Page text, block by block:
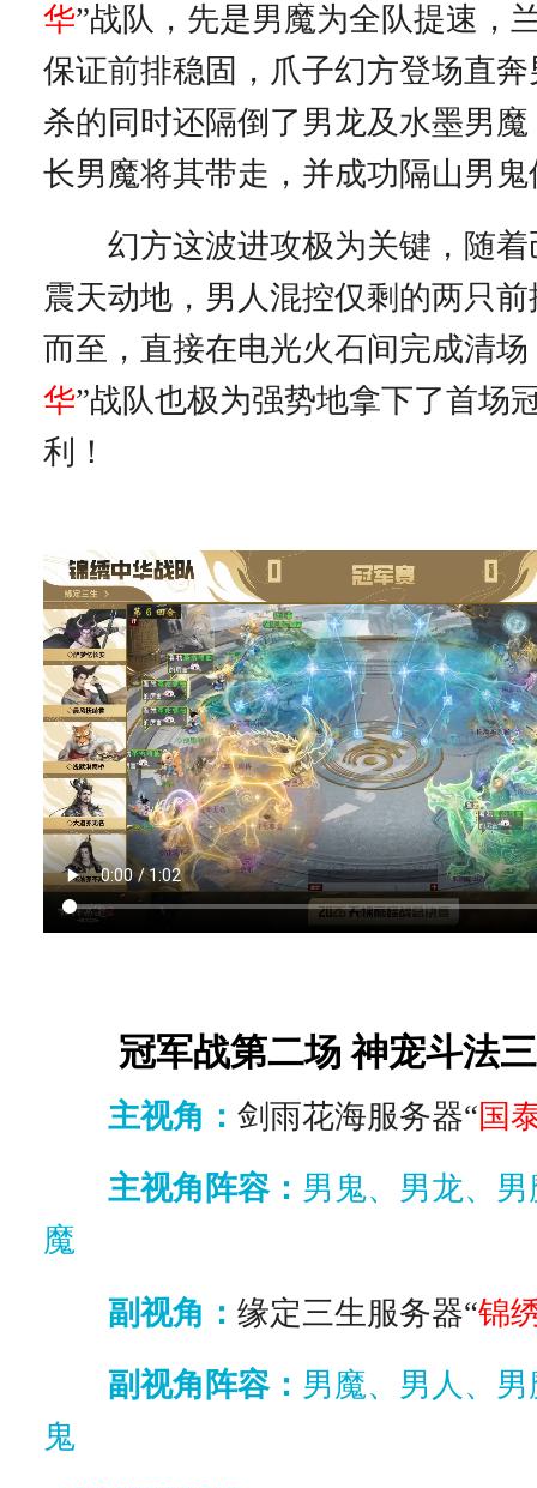
华”战队，先是男魔为全队提速，
保证前排稳固，爪子幻方登场直
杀的同时还隔倒了男龙及水墨男
长男魔将其带走，并成功隔山男
幻方这波进攻极为关键，随着
震天动地，男人混控仅剩的两只
而至，直接在电光火石间完成清场
华”战队也极为强势地拿下了首场
利！
冠军战第二场 神宠斗法
主视角：剑雨花海服务器“国
主视角阵容： 男鬼、男龙、
魔
副视角：缘定三生服务器“锦
副视角阵容： 男魔、男人、
鬼